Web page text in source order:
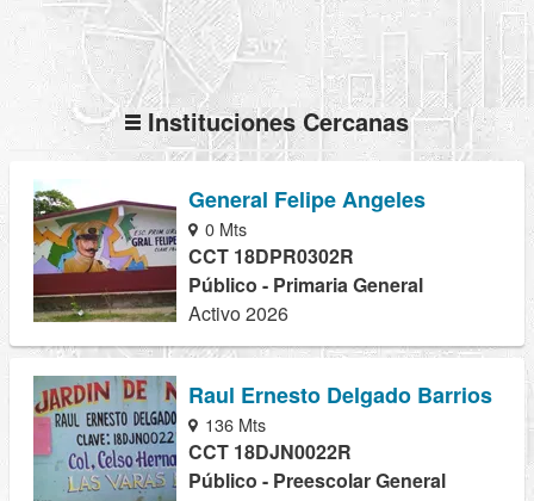
Instituciones Cercanas
General Felipe Angeles
0 Mts
CCT 18DPR0302R
Público - Primaria General
Activo 2026
Raul Ernesto Delgado Barrios
136 Mts
CCT 18DJN0022R
Público - Preescolar General